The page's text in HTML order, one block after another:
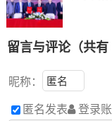
留言与评论（共有
昵称：
匿名发表 登录